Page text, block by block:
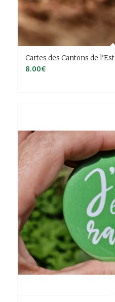
Cartes des Cantons de l’Est
8.00€